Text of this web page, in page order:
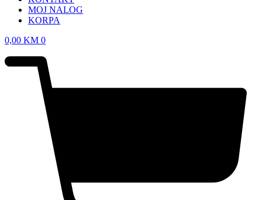
MOJ NALOG
KORPA
0,00 KM 0